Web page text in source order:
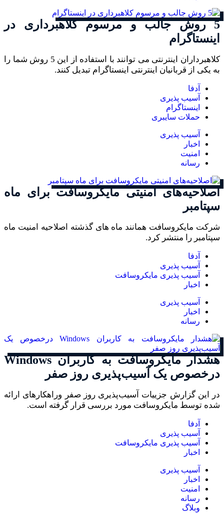
5 روش جالب و مرسوم کلاهبرداری در
اینستاگرام
کلاهبرداران اینترنتی می توانند با استفاده از این 5 روش شما را
به یکی از قربانیان اینترنتی اینستاگرام تبدیل کنند.
آدفا
آسیب پذیری
اینستاگرام
حملات سایبری
آسیب پذیری
اخبار
امنیت
رسانه
اصلاحیه‌های امنیتی مایکروسافت برای ماه
سپتامبر
شرکت مایکروسافت همانند ماه های گذشته اصلاحیه امنیت ماه
سپتامبر را منتشر کرد.
آدفا
آسیب پذیری
آسیب پذیری مایکروسافت
اخبار
آسیب پذیری
اخبار
رسانه
هشدار مایکروسافت به کاربران Windows
درخصوص یک آسیب‌پذیری روز صفر
در این گزارش جزییات آسیب‌پذیری روز صفر وراهکارهای ارائه
شده توسط مایکروسافت مورد بررسی قرار گرفته است.
آدفا
آسیب پذیری
آسیب پذیری مایکروسافت
اخبار
آسیب پذیری
اخبار
امنیت
رسانه
وبلاگ